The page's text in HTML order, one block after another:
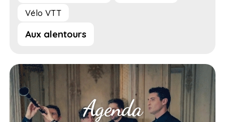
Vélo VTT
Aux alentours
Agenda